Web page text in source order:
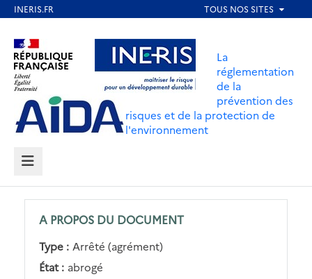
contenu
principal
Aller au contenu Aller au menu
Aller au pied de page
La
réglementation
de la
prévention des
risques et de la protection de
l'environnement
MENU
A PROPOS DU DOCUMENT
Type : Arrêté (agrément)
État : abrogé